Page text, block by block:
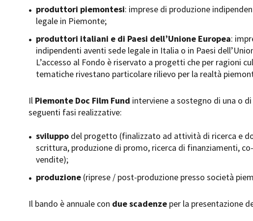
Piemonte Film Tv Development Fund
Piemonte Doc Film Fund
Short Film Fund
Guarda che storia!
Torino di Paolo Sorrentino
Open Day
Ciak in TOur!
Amministrazione trasparente Bandi e gare Cookie policy
produttori piemontesi: imprese di produzione
legale in Piemonte;
produttori italiani e di Paesi dell’Unione Europea:
indipendenti aventi sede legale in Italia o in Paesi
L’accesso al Fondo è riservato a progetti che per ragioni
tematiche rivestano particolare rilievo per la realtà
Il Piemonte Doc Film Fund interviene a sostegno di una o
seguenti fasi realizzative:
sviluppodel progetto (finalizzato ad attività di ricerca e
scrittura, produzione di promo, ricerca di finanziamenti,
vendite);
produzione(riprese / post-produzione presso società
Il bando è annuale con due scadenzeper la presentazione